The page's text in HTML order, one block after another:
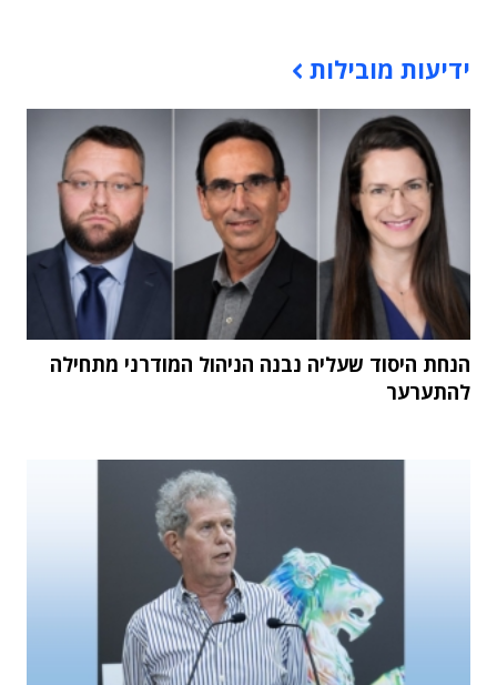
ידיעות מובילות
הנחת היסוד שעליה נבנה הניהול המודרני מתחילה
להתערער